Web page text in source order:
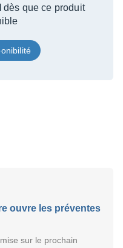
dès que ce produit
ouvre les préventes
sur le prochain